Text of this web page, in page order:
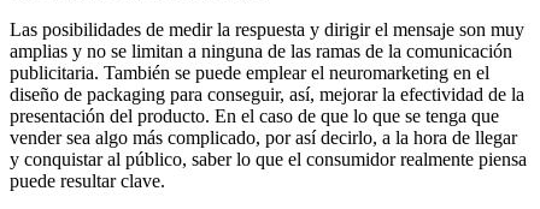
Las posibilidades de medir la respuesta y dirigir el mensaje son muy
amplias y no se limitan a ninguna de las ramas de la comunicación
publicitaria. También se puede emplear el neuromarketing en el
diseño de packaging para conseguir, así, mejorar la efectividad de la
presentación del producto. En el caso de que lo que se tenga que
vender sea algo más complicado, por así decirlo, a la hora de llegar
y conquistar al público, saber lo que el consumidor realmente piensa
puede resultar clave.